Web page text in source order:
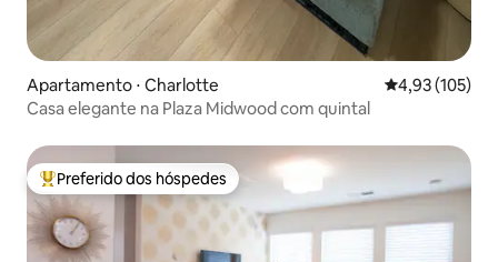
Apartamento ⋅ Charlotte 4,93 de uma
4,93 (105)
Casa elegante na Plaza Midwood com quintal
Entre os melhores preferidos dos hóspedes
Preferido dos hóspedes